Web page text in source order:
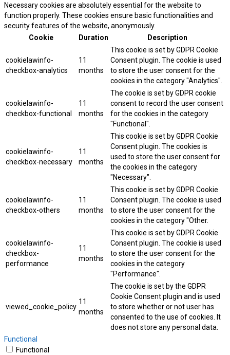
Necessary cookies are absolutely essential for the website to
function properly. These cookies ensure basic functionalities and
security features of the website, anonymously.
Cookie
Duration Description
cookielawinfo-
checkbox-analytics
11
months
This cookie is set by GDPR Cookie
Consent plugin. The cookie is used
to store the user consent for the
cookies in the category "Analytics".
cookielawinfo-
checkbox-functional
11
months
The cookie is set by GDPR cookie
consent to record the user consent
for the cookies in the category
"Functional".
cookielawinfo-
checkbox-necessary
11
months
This cookie is set by GDPR Cookie
Consent plugin. The cookies is
used to store the user consent for
the cookies in the category
"Necessary".
cookielawinfo-
checkbox-others
11
months
This cookie is set by GDPR Cookie
Consent plugin. The cookie is used
to store the user consent for the
cookies in the category "Other.
cookielawinfo-
checkbox-
performance
11
months
This cookie is set by GDPR Cookie
Consent plugin. The cookie is used
to store the user consent for the
cookies in the category
"Performance".
viewed_cookie_policy
11
months
The cookie is set by the GDPR
Cookie Consent plugin and is used
to store whether or not user has
consented to the use of cookies. It
does not store any personal data.
Functional
Functional